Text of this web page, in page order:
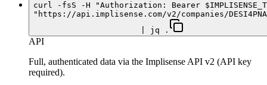
curl -fsS -H "Authorization: Bearer
"https://api.implisense.com/v2/companies/
| jq .
API
Full, authenticated data via the Implisense API v2 (API key
required).